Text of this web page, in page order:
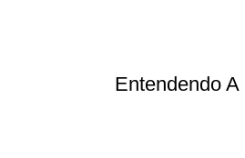
Entendendo